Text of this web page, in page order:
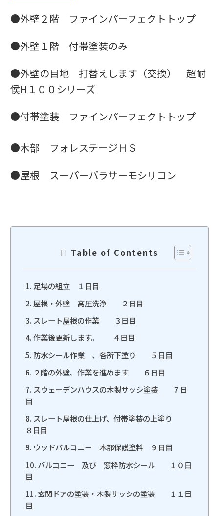
●外壁２階 ファインパーフェクトトップ
●外壁１階 付帯塗装のみ
●外壁の目地 打替えします（交換） 超耐
侯H１００シリーズ
●付帯塗装 ファインパーフェクトトップ
●木部 フォレステージＨＳ
●屋根 スーパーパラサーモシリコン
Table of Contents
足場の組立 １日目
屋根・外壁 高圧洗浄 ２日目
スレート屋根の作業 ３日目
作業後更新します。 ４日目
防水シール作業 、各所下塗り ５日目
２階の外壁、作業を進めます ６日目
スウェーデンハウスの木製サッシ塗装 ７日
目
スレート屋根の仕上げ、付帯塗装の上塗り
８日目
ウッドバルコニー 木部保護塗料 ９日目
バルコニー 及び 窓枠防水シール １０日
目
玄関ドアの塗装・木製サッシの塗装 １１日
目